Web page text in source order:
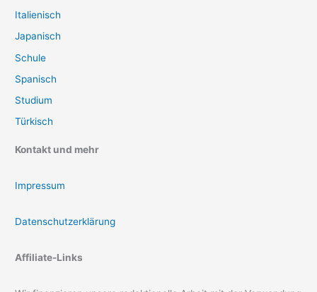
Italienisch
Japanisch
Schule
Spanisch
Studium
Türkisch
Kontakt und mehr
Impressum
Datenschutzerklärung
Affiliate-Links